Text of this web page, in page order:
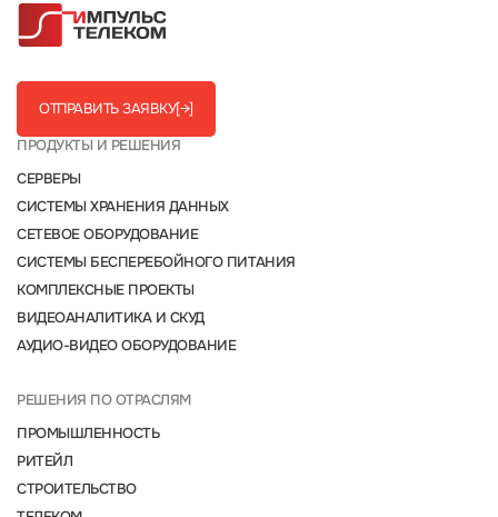
ОТПРАВИТЬ ЗАЯВКУ[→]
ПРОДУКТЫ И РЕШЕНИЯ
СЕРВЕРЫ
СИСТЕМЫ ХРАНЕНИЯ ДАННЫХ
СЕТЕВОЕ ОБОРУДОВАНИЕ
СИСТЕМЫ БЕСПЕРЕБОЙНОГО ПИТАНИЯ
КОМПЛЕКСНЫЕ ПРОЕКТЫ
ВИДЕОАНАЛИТИКА И СКУД
АУДИО-ВИДЕО ОБОРУДОВАНИЕ
РЕШЕНИЯ ПО ОТРАСЛЯМ
ПРОМЫШЛЕННОСТЬ
РИТЕЙЛ
СТРОИТЕЛЬСТВО